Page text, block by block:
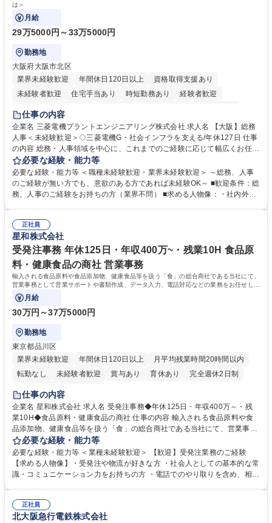
は＞
月給
29万5000円～33万5000円
勤務地
大阪府大阪市北区
業界未経験歓迎
年間休日120日以上
資格取得支援あり
未経験者歓迎
住宅手当あり 時短勤務あり
経験者歓迎
退職金あり
駅近5分以内
土日祝休み 服装自由 寮・社宅あり 食事補助あり
仕事の内容
企業名 三菱電機プラントエンジニアリング株式会社 求人名 【大阪】総務
人事＜未経験歓迎＞◇三菱電機G・社会インフラを支える/年休127日 仕事
の内容 総務・人事領域を中心に、これまでのご経験に応じて幅広くお任せ
します。 ＜具体的には＞ ・総務/人事労務（給与・社保・勤怠管理など）
・採用・教育研修 ・福利厚生運用 など ※基本的には事務所勤務ですが、
採用や教育等の業務内容により、関西圏以外への日帰り・宿泊を伴う国内
出張もございます。 ※担当業務を持ちつつ、お互いに助け合いながら、総
必要な経験・能力等
必要な経験・能力等 ＜職種未経験歓迎・業界未経験歓迎＞ ～総務、人事
のご経験が無い方でも、意欲のある方であれば未経験OK～ ■歓迎条件：総
務、人事のご経験をお持ちの方（業界不問） ■求める人物像：・社内外の
正社員
星和株式会社
受発注事務 年休125日・年収400万~・残業10H 食品原
料・健康食品の商社 営業事務
輸入される食品原料や食品添加物、健康食品等を扱う「食」の総合商社である当社にて、
営業事務として営業サポートや書類作成、データ入力、電話対応などの業務をお任せしま
す。
月給
30万円～37万5000円
勤務地
東京都品川区
業界未経験歓迎
年間休日120日以上
月平均残業時間20時間以内
転勤なし
未経験者歓迎 賞与あり 育休あり
完全週休2日制
交通費支給
仕事の内容
企業名 星和株式会社 求人名 受発注事務◆年休125日・年収400万～・残
業10H◆食品原料・健康食品の商社 仕事の内容 輸入される食品原料や食
品添加物、健康食品等を扱う「食」の総合商社である当社にて、営業事務
として営業サポートや書類作成、データ入力、電話対応などの業務をお任
せします。 ・受注／出荷指示／売上管理／仕入管理／在庫管理／お客様や
倉庫と電話確認など、販売に関わる事務、営業サポートをお願いします。
・入社後は商品について覚えることから始め、先輩社員OJTと共に業務を
万～・残業10H◆食品原料・健康食品の商社
必要な経験・能力等
必要な経験・能力等 ＜業種未経験歓迎＞ 【歓迎】受発注業務のご経験
【求める人物像】・受発注や物流が好きな方 ・社会人としての基本的な常
識・コミュニケーション力をお持ちの方 ・電話でのやり取りを含め、相手
演算ができる方 ・業務ルールや指示を理解し、行動できる方 学歴・資格
学歴：大学院 大学 短大 語学力： 資格：
正社員
北大阪急行電鉄株式会社